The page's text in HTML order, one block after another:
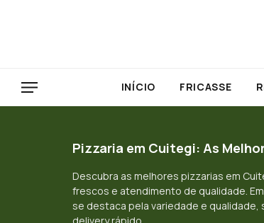
INÍCIO FRICASSE
Pizzaria em Cuitegi: As
Descubra as melhores pizzarias em
frescos e atendimento de qualidade.
se destaca pela variedade e qualidade,